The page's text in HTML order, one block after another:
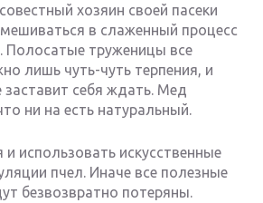
хозяин своей пасеки
в слаженный процесс
Полосатые труженицы все
лишь чуть-чуть терпения, и
заставит себя ждать. Мед
ни на есть натуральный.
и использовать искусственные
пчел. Иначе все полезные
безвозвратно потеряны.